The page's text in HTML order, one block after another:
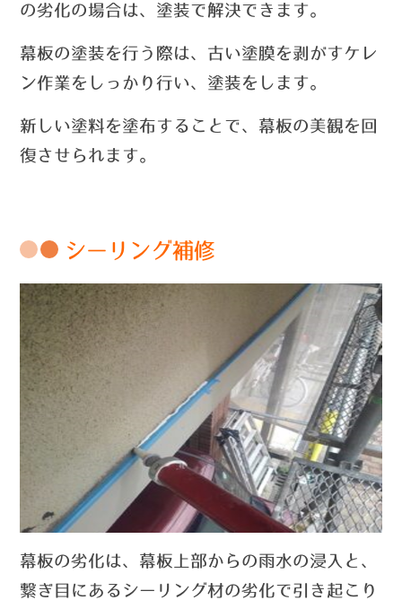
の劣化の場合は、塗装で解決できます。
幕板の塗装を行う際は、古い塗膜を剥がすケレ
ン作業をしっかり行い、塗装をします。
新しい塗料を塗布することで、幕板の美観を回
復させられます。
シーリング補修
幕板の劣化は、幕板上部からの雨水の浸入と、
繋ぎ目にあるシーリング材の劣化で引き起こり